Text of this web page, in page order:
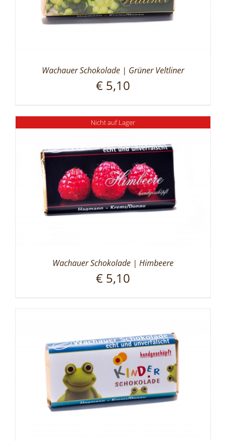
Wachauer Schokolade | Grüner Veltliner
€ 5,10
Nicht auf Lager
Wachauer Schokolade | Himbeere
€ 5,10